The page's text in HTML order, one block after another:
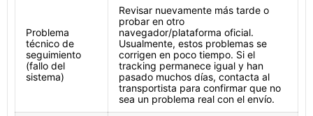
Problema
técnico de
seguimiento
(fallo del
sistema)
Revisar nuevamente más tarde o
probar en otro
navegador/plataforma oficial.
Usualmente, estos problemas se
corrigen en poco tiempo. Si el
tracking permanece igual y han
pasado muchos días, contacta al
transportista para confirmar que no
sea un problema real con el envío.